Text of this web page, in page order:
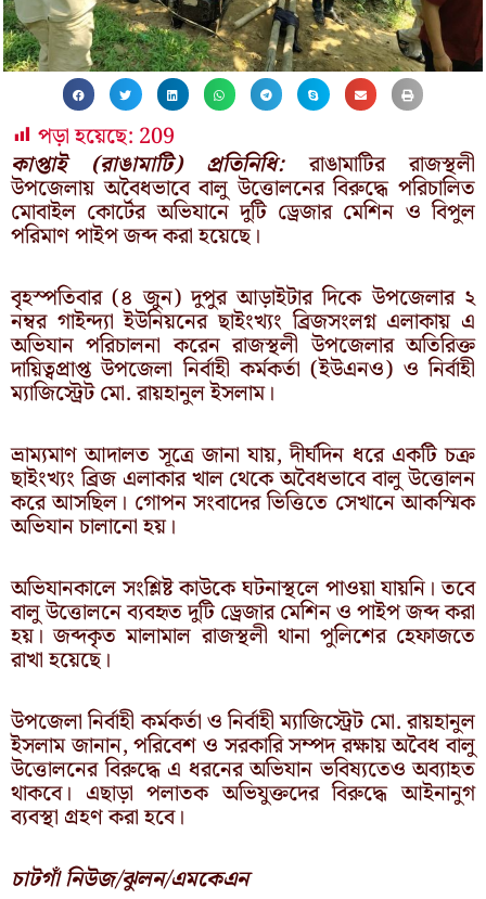
পড়া হয়েছে: 209
কাপ্তাই (রাঙামাটি) প্রতিনিধি:রাঙামাটির রাজস্থলী
উপজেলায় অবৈধভাবে বালু উত্তোলনের বিরুদ্ধে পরিচালিত
মোবাইল কোর্টের অভিযানে দুটি ড্রেজার মেশিন ও বিপুল
পরিমাণ পাইপ জব্দ করা হয়েছে।
বৃহস্পতিবার (৪ জুন) দুপুর আড়াইটার দিকে উপজেলার ২
নম্বর গাইন্দ্যা ইউনিয়নের ছাইংখ্যং ব্রিজসংলগ্ন এলাকায় এ
অভিযান পরিচালনা করেন রাজস্থলী উপজেলার অতিরিক্ত
দায়িত্বপ্রাপ্ত উপজেলা নির্বাহী কর্মকর্তা (ইউএনও) ও নির্বাহী
ম্যাজিস্ট্রেট মো. রায়হানুল ইসলাম।
ভ্রাম্যমাণ আদালত সূত্রে জানা যায়, দীর্ঘদিন ধরে একটি চক্র
ছাইংখ্যং ব্রিজ এলাকার খাল থেকে অবৈধভাবে বালু উত্তোলন
করে আসছিল। গোপন সংবাদের ভিত্তিতে সেখানে আকস্মিক
অভিযান চালানো হয়।
অভিযানকালে সংশ্লিষ্ট কাউকে ঘটনাস্থলে পাওয়া যায়নি। তবে
বালু উত্তোলনে ব্যবহৃত দুটি ড্রেজার মেশিন ও পাইপ জব্দ করা
হয়। জব্দকৃত মালামাল রাজস্থলী থানা পুলিশের হেফাজতে
রাখা হয়েছে।
উপজেলা নির্বাহী কর্মকর্তা ও নির্বাহী ম্যাজিস্ট্রেট মো. রায়হানুল
ইসলাম জানান, পরিবেশ ও সরকারি সম্পদ রক্ষায় অবৈধ বালু
উত্তোলনের বিরুদ্ধে এ ধরনের অভিযান ভবিষ্যতেও অব্যাহত
থাকবে। এছাড়া পলাতক অভিযুক্তদের বিরুদ্ধে আইনানুগ
ব্যবস্থা গ্রহণ করা হবে।
চাটগাঁ নিউজ/ঝুলন/এমকেএন